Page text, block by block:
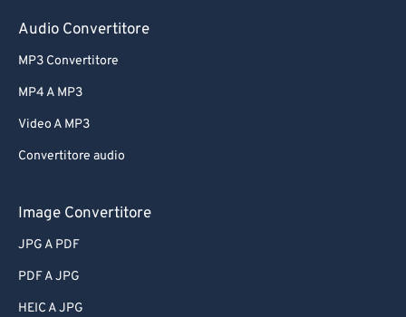
Audio Convertitore
MP3 Convertitore
MP4 A MP3
Video A MP3
Convertitore audio
Image Convertitore
JPG A PDF
PDF A JPG
HEIC A JPG